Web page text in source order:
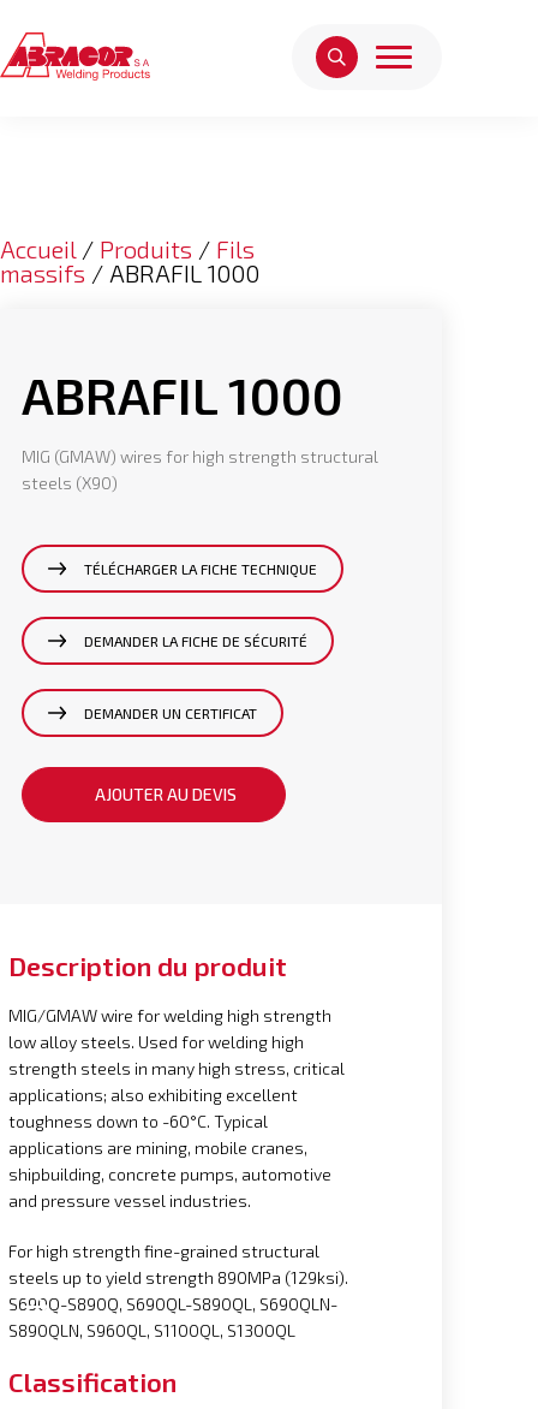
Accueil / Produits / Fils
massifs / ABRAFIL 1000
ABRAFIL 1000
MIG (GMAW) wires for high strength structural
steels (X90)
TÉLÉCHARGER LA FICHE TECHNIQUE
DEMANDER LA FICHE DE SÉCURITÉ
DEMANDER UN CERTIFICAT
AJOUTER AU DEVIS
Description du produit
MIG/GMAW wire for welding high strength
low alloy steels. Used for welding high
strength steels in many high stress, critical
applications; also exhibiting excellent
toughness down to -60°C. Typical
applications are mining, mobile cranes,
shipbuilding, concrete pumps, automotive
and pressure vessel industries.
For high strength fine-grained structural
steels up to yield strength 890MPa (129ksi).
S690Q-S890Q, S690QL-S890QL, S690QLN-
S890QLN, S960QL, S1100QL, S1300QL
Classification